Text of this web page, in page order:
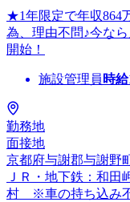
★1年限定で年収864
為、理由不問♪今な
開始！
施設管理員 時給
勤務地
面接地
京都府与謝郡与謝
ＪＲ・地下鉄：和
村 ※車の持ち込み